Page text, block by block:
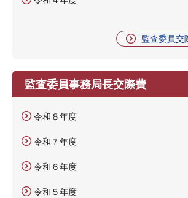
監査委員交
監査委員事務局長交際費
令和８年度
令和７年度
令和６年度
令和５年度